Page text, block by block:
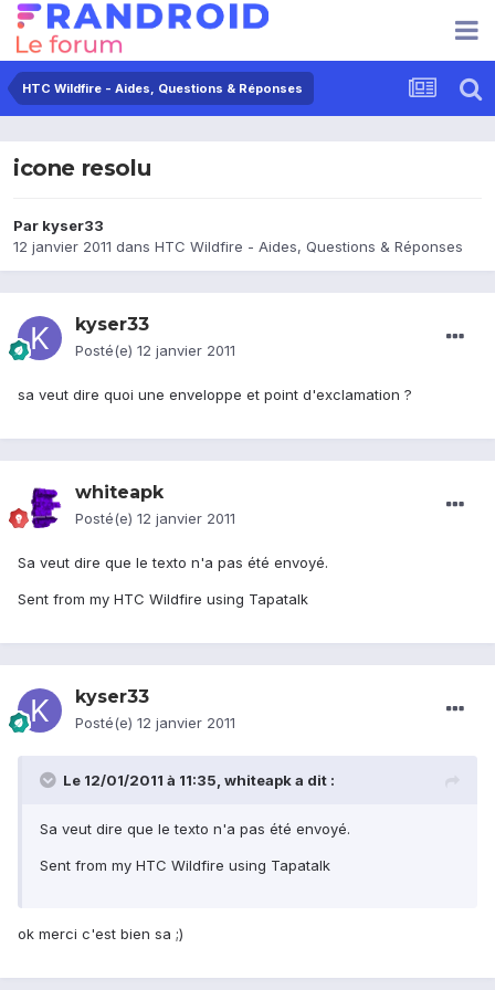
HTC Wildfire - Aides, Questions & Réponses
icone resolu
Par kyser33
12 janvier 2011 dans HTC Wildfire - Aides, Questions & Réponses
kyser33
Posté(e) 12 janvier 2011
sa veut dire quoi une enveloppe et point d'exclamation ?
whiteapk
Posté(e) 12 janvier 2011
Sa veut dire que le texto n'a pas été envoyé.
Sent from my HTC Wildfire using Tapatalk
kyser33
Posté(e) 12 janvier 2011
Le 12/01/2011 à 11:35, whiteapk a dit :
Sa veut dire que le texto n'a pas été envoyé.
Sent from my HTC Wildfire using Tapatalk
ok merci c'est bien sa ;)